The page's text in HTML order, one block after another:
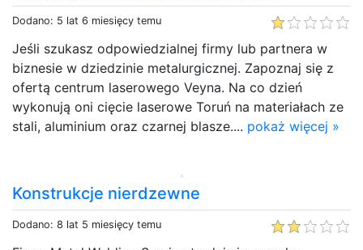
Dodano: 5 lat 6 miesięcy temu
Jeśli szukasz odpowiedzialnej firmy lub partnera w
biznesie w dziedzinie metalurgicznej. Zapoznaj się z
ofertą centrum laserowego Veyna. Na co dzień
wykonują oni cięcie laserowe Toruń na materiałach ze
stali, aluminium oraz czarnej blasze.... pokaż więcej »
Konstrukcje nierdzewne
Dodano: 8 lat 5 miesięcy temu